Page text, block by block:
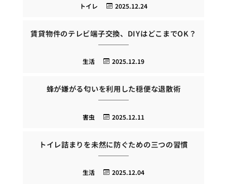
2025.12.24
トイレ
賃貸物件のテレビ端子交換、DIYはどこまでOK？
2025.12.19
生活
蜂が嫌がる匂いを利用した穏便な退散術
2025.12.11
害虫
トイレ詰まりを未然に防ぐための三つの習慣
2025.12.04
生活